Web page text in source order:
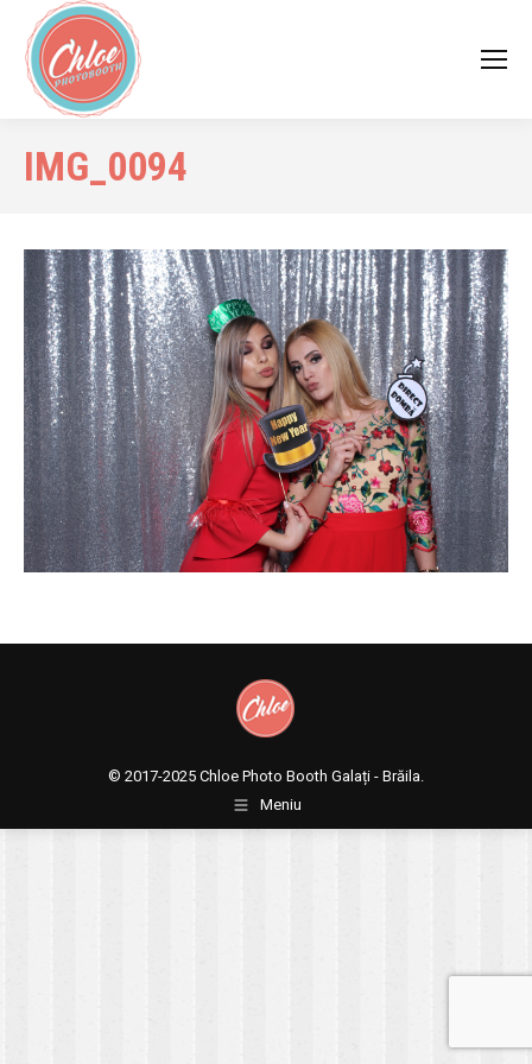
IMG_0094
© 2017-2025 Chloe Photo Booth Galați - Brăila.
Meniu